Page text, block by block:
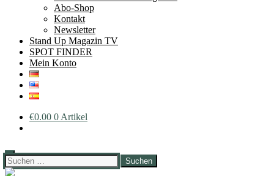
Abo-Shop
Kontakt
Newsletter
Stand Up Magazin TV
SPOT FINDER
Mein Konto
€0.00 0 Artikel
Suchen
nach: